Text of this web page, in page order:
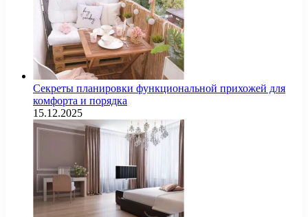
Секреты планировки функциональной прихожей для
комфорта и порядка
15.12.2025